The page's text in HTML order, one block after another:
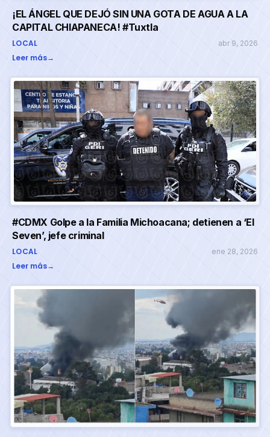
¡EL ÁNGEL QUE DEJÓ SIN UNA GOTA DE AGUA A LA
CAPITAL CHIAPANECA! #Tuxtla
LOCAL abr 9, 2026
Leer más→
#CDMX Golpe a la Familia Michoacana; detienen a ‘El
Seven’, jefe criminal
LOCAL ene 28, 2026
Leer más→